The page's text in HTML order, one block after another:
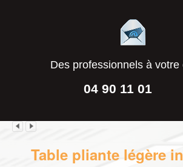
Des professionnels à votre
04 90 11 01
Table pliante légère